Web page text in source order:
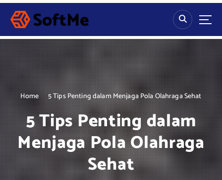
S
p
Home 5 Tips Penting dalam Menjaga Pola Olahraga Sehat
5 Tips Penting dalam
Menjaga Pola Olahraga
Sehat